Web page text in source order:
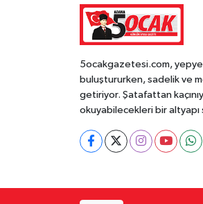
5ocakgazetesi.com,
buluştururken, sadelik ve
getiriyor. Şatafattan
okuyabilecekleri bir altyapı
Yurttan